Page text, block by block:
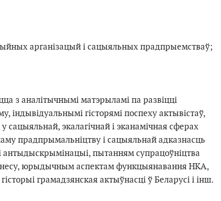
арганiзацый i сацыяльных прадпрыемстваў;
з аналітычнымі матэрыламі па развіцці
індывідуальнымі гісторямі поспеху актывістаў,
сацыяльнай, экалагічнай і эканамічная сферах
прадпрымальніцтву і сацыяльнай адказнасць
антыдыскрымінацыі, пытанням супрацоўніцтва
юрыдычным аспектам функцыянавання НКА,
грамадзянская актыўнасці ў Беларусі і інш.